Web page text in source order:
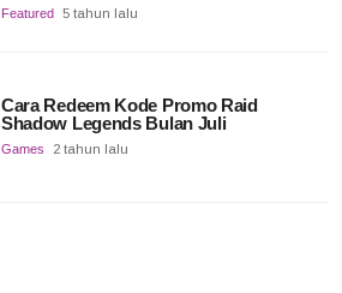
Featured 5 tahun lalu
Cara Redeem Kode Promo Raid
Shadow Legends Bulan Juli
Games 2 tahun lalu